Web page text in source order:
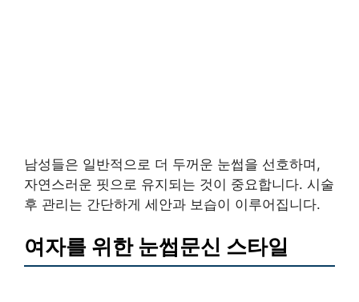
남성들은 일반적으로 더 두꺼운 눈썹을 선호하며,
자연스러운 핏으로 유지되는 것이 중요합니다. 시술
후 관리는 간단하게 세안과 보습이 이루어집니다.
여자를 위한 눈썹문신 스타일